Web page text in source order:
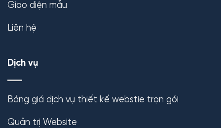
Giao diện mẫu
Liên hệ
Dịch vụ
Bảng giá dịch vụ thiết kế webstie trọn gói
Quản trị Website